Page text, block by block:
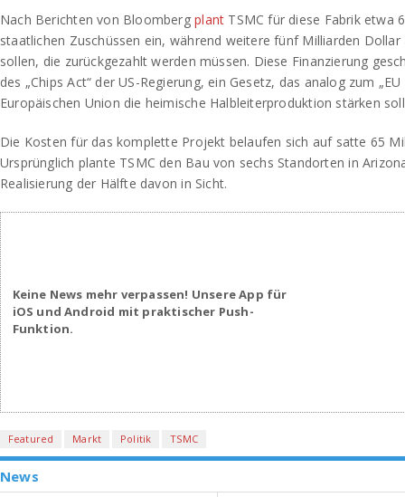
Nach Berichten von Bloombergplant TSMC für diese Fabrik etwa
staatlichen Zuschüssen ein, während weitere fünf Milliarden
sollen, die zurückgezahlt werden müssen. Diese Finanzierung
des „Chips Act“ der US-Regierung, ein Gesetz, das analog zum
Europäischen Union die heimische Halbleiterproduktion stärken
Die Kosten für das komplette Projekt belaufen sich auf satte 65
Ursprünglich plante TSMC den Bau von sechs Standorten in
Realisierung der Hälfte davon in Sicht.
Keine News mehr verpassen! Unsere App für
iOS und Android mit praktischer Push-
Funktion.
Featured Markt Politik TSMC
News